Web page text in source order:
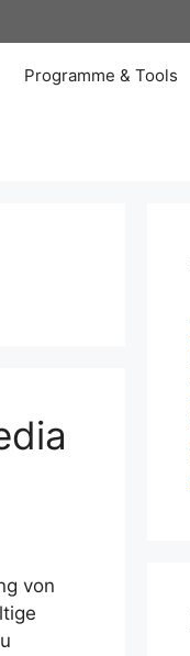
Programme & Tools
von